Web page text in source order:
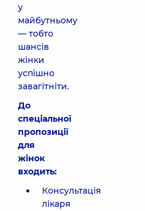
у
майбутньому
— тобто
шансів
жінки
успішно
завагітніти.
До
спеціальної
пропозиції
для
жінок
входить:
Консультація
лікаря